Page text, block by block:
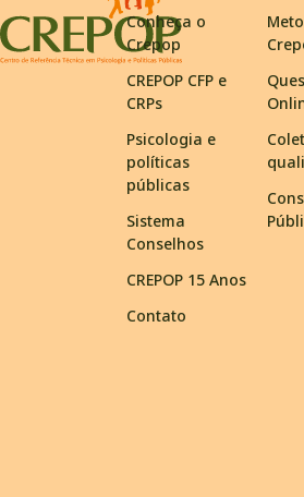
Conheça o
Crepop
CREPOP CFP e
CRPs
Psicologia e
políticas
públicas
Sistema
Conselhos
CREPOP 15 Anos
Contato